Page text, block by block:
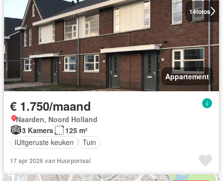
14fotos
Appartement
€ 1.750/maand
Naarden, Noord Holland
3 Kamers
125 m²
IUitgeruste keuken
Tuin
17 apr 2026 van Huurportaal